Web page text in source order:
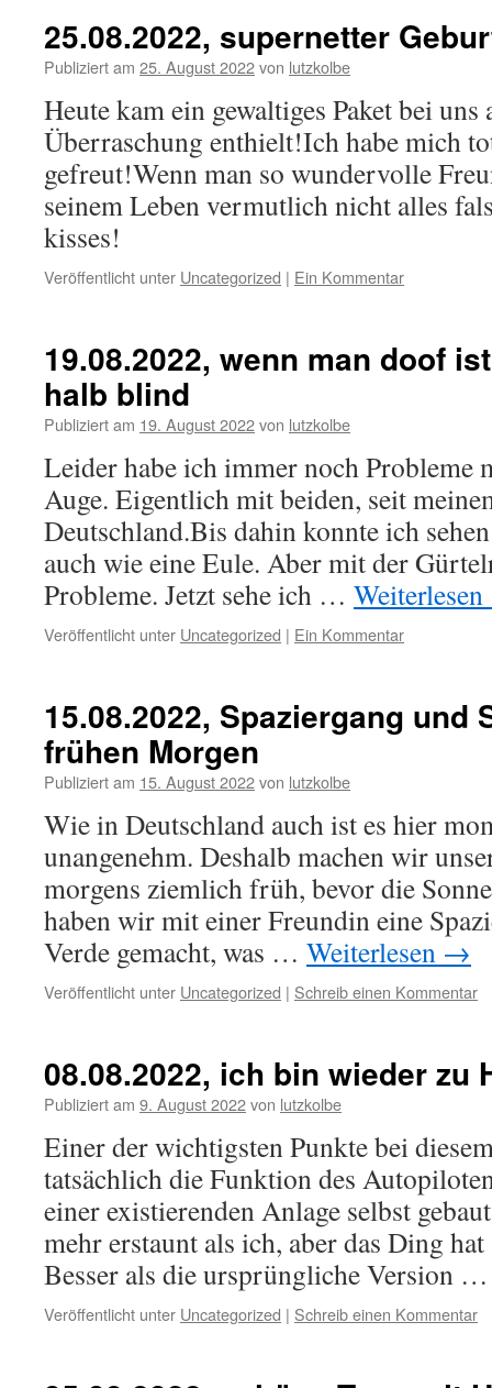
25.08.2022, supernetter
Publiziert am 25. August 2022von lutzkolbe
Heute kam ein gewaltiges Paket bei uns
Überraschung enthielt!Ich habe mich
gefreut!Wenn man so wundervolle
seinem Leben vermutlich nicht alles
kisses!
Veröffentlicht unter Uncategorized | Ein Kommentar
19.08.2022, wenn man doof
halb blind
Publiziert am 19. August 2022von lutzkolbe
Leider habe ich immer noch Probleme
Auge. Eigentlich mit beiden, seit
Deutschland.Bis dahin konnte ich
auch wie eine Eule. Aber mit der
Probleme. Jetzt sehe ich … Weiterlesen
Veröffentlicht unter Uncategorized | Ein Kommentar
15.08.2022, Spaziergang und
frühen Morgen
Publiziert am 15. August 2022von lutzkolbe
Wie in Deutschland auch ist es hier
unangenehm. Deshalb machen wir
morgens ziemlich früh, bevor die
haben wir mit einer Freundin eine
Verde gemacht, was … Weiterlesen →
Veröffentlicht unter Uncategorized | Schreib einen Kommentar
08.08.2022, ich bin wieder zu
Publiziert am 9. August 2022von lutzkolbe
Einer der wichtigsten Punkte bei
tatsächlich die Funktion des
einer existierenden Anlage selbst
mehr erstaunt als ich, aber das Ding
Besser als die ursprüngliche Version
Veröffentlicht unter Uncategorized | Schreib einen Kommentar